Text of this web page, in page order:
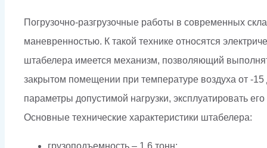
Погрузочно-разгрузочные работы в современных
маневренностью. К такой технике относятся
штабелера имеется механизм, позволяющий
закрытом помещении при температуре воздуха от -
параметры допустимой нагрузки, эксплуатировать
Основные технические характеристики штабелера: